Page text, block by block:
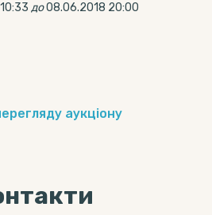
до 08.06.2018 20:00
аукціону